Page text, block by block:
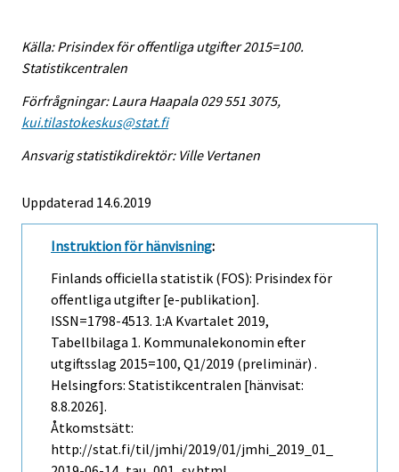
Källa: Prisindex för offentliga utgifter 2015=100.
Statistikcentralen
Förfrågningar: Laura Haapala 029 551 3075,
kui.tilastokeskus@stat.fi
Ansvarig statistikdirektör: Ville Vertanen
Uppdaterad 14.6.2019
Instruktion för hänvisning:
Finlands officiella statistik (FOS): Prisindex för
offentliga utgifter [e-publikation].
ISSN=1798-4513. 1:a Kvartalet 2019,
Tabellbilaga 1. Kommunalekonomin efter
utgiftsslag 2015=100, Q1/2019 (preliminär) .
Helsingfors: Statistikcentralen [hänvisat:
8.8.2026].
Åtkomstsätt:
http://stat.fi/til/jmhi/2019/01/jmhi_2019_01_